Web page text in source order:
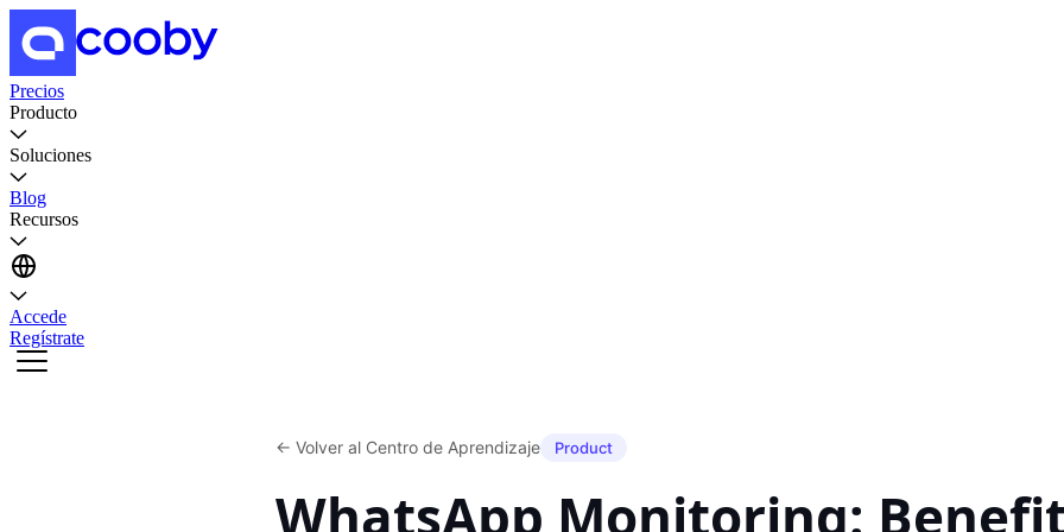
Precios
Producto
Soluciones
Blog
Recursos
Accede
Regístrate
← Volver al Centro de Aprendizaje Product
WhatsApp Monitoring: